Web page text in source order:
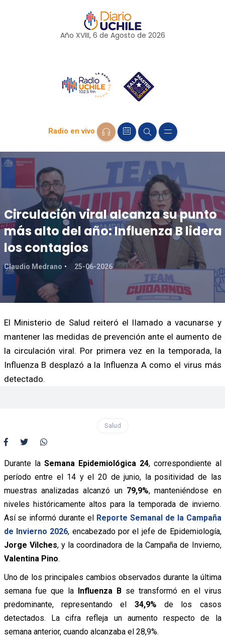
Año XVIII, 6 de Agosto de 2026
Radio en vivo
Circulación viral alcanza su punto
más alto del año: Influenza B lidera
los contagios
Claudio Medrano 25-06-2026
El Ministerio de Salud reiteró el llamado a vacunarse y
mantener las medidas de prevención ante el aumento de
la circulación viral. Por primera vez en la temporada, la
Influenza B desplazó a la Influenza A como el virus más
detectado.
Salud
Durante la Semana Epidemiológica 24, correspondiente al
período entre el 14 y el 20 de junio, la positividad de las
muestras analizadas alcanzó un 79,9%, manteniéndose en
niveles históricamente altos para la temporada de invierno.
Así se informó durante el Reporte Semanal de la Campaña
de Invierno 2026, encabezado por el jefe de Epidemiología,
Jorge Vilches, y la coordinadora de la Campaña de Invierno,
Valentina Pino.
Uno de los principales cambios observados durante la última
semana fue que la Influenza B se transformó en el virus
predominante, representando el 34,9% de los casos
detectados. La cifra refleja un aumento respecto de la
semana anterior, cuando alcanzaba el 28,9%.